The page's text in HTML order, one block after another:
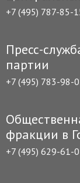
+7 (495) 787-85-
Пресс-
партии
+7 (495) 783-98-
фракции в
+7 (495) 629-61-